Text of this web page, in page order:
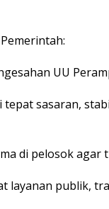
UU
sasaran,
di pelosok agar
layanan publik,